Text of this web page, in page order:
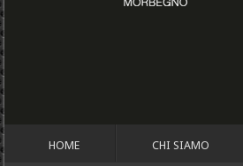
HOME CHI SIAMO